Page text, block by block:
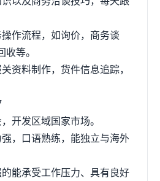
作流程，如询价，商务谈
等。
资料制作，货件信息追踪，
开发区域国家市场。
，口语熟练，能独立与海外
能承受工作压力、具有良好